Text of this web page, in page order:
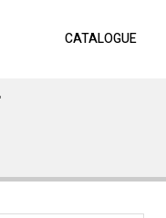
CATALOGUE